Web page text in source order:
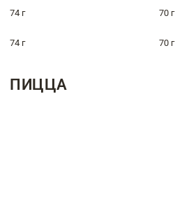
74 г 70 г
74 г 70 г
ПИЦЦА